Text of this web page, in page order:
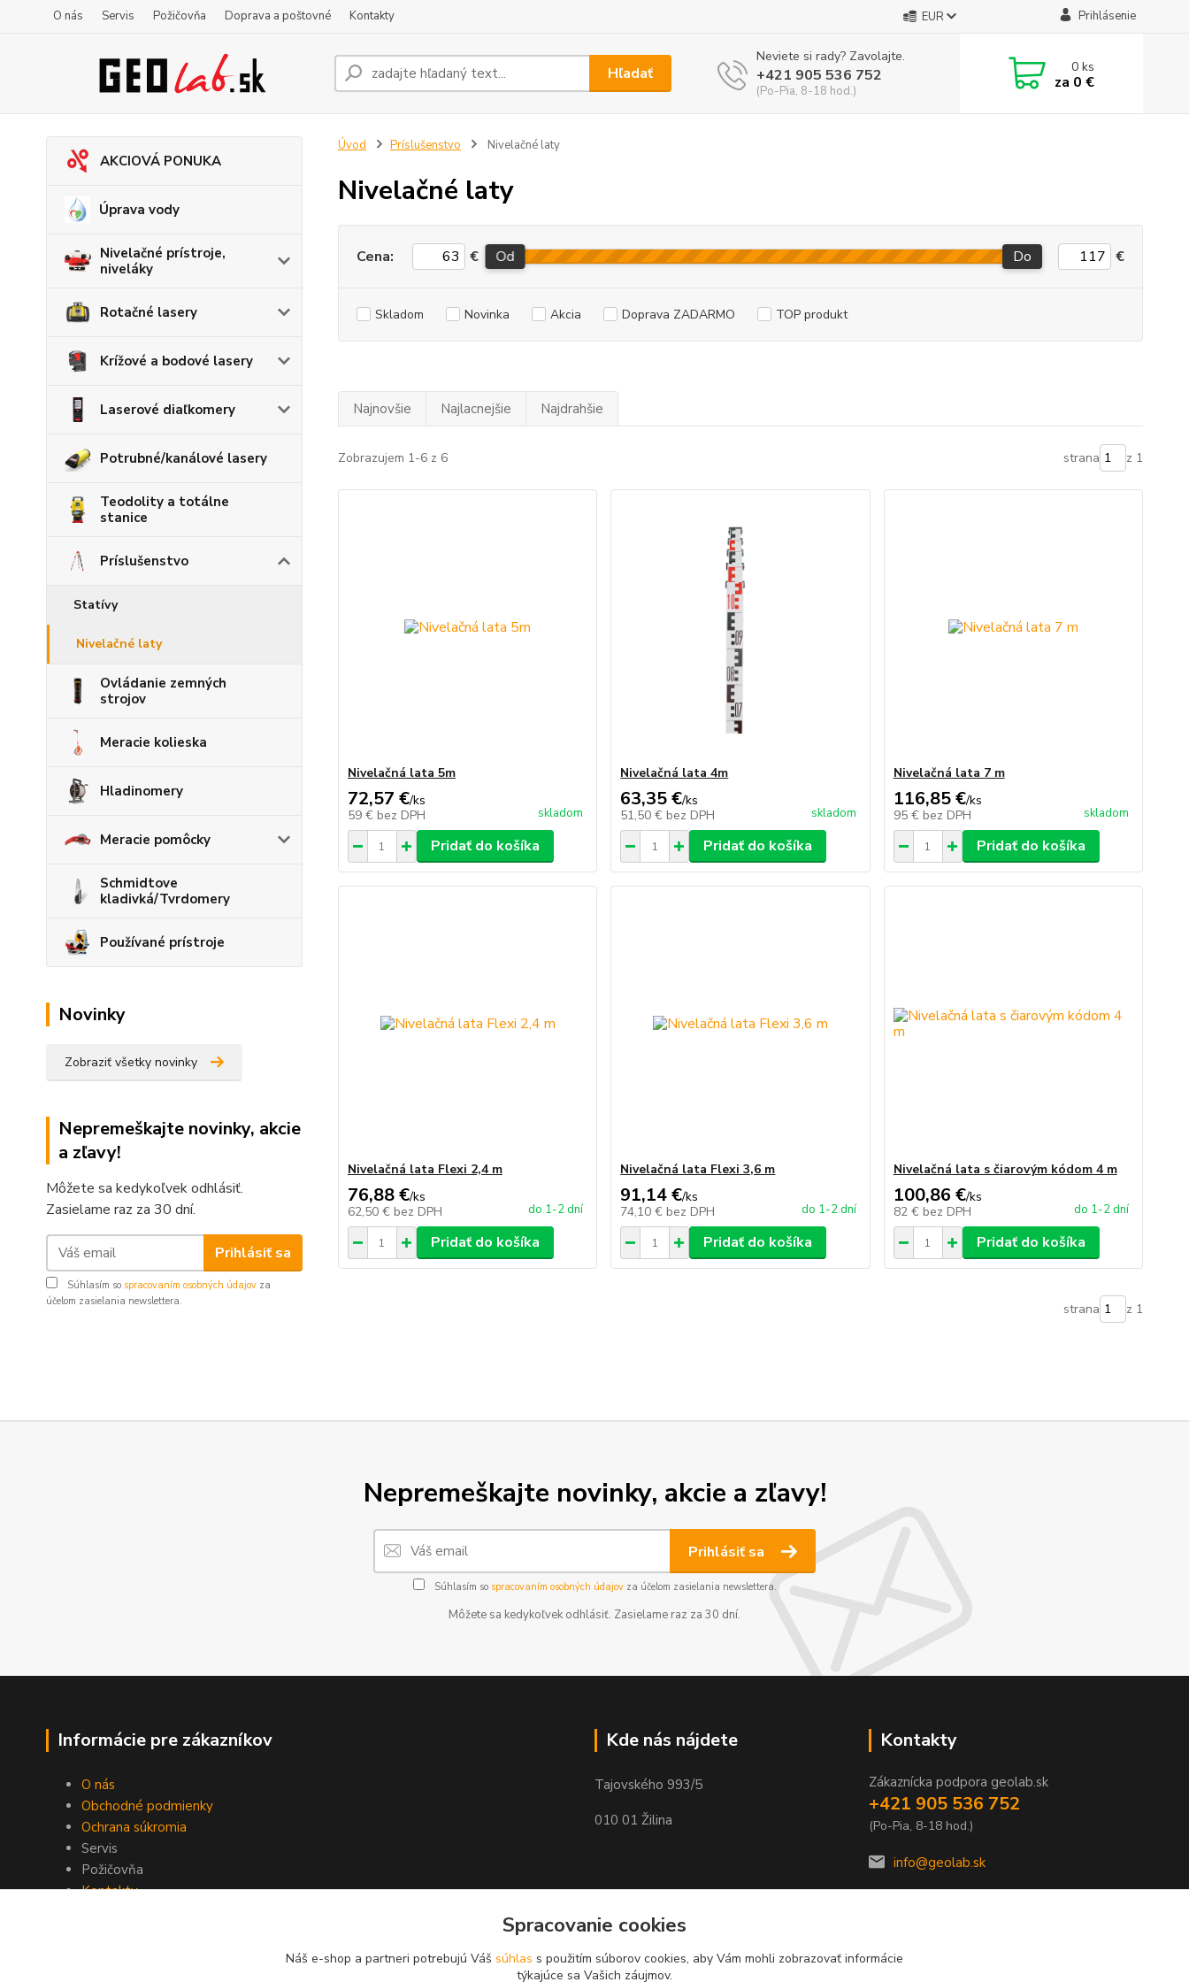
O nás Servis Požičovňa Doprava a poštovné Kontakty EUR Prihlásenie
Hľadať
Neviete si rady? Zavolajte.
+421 905 536 752
(Po-Pia, 8-18 hod.)
0ks
za 0 €
AKCIOVÁ PONUKA
Úprava vody
Nivelačné prístroje,
niveláky
Rotačné lasery
Krížové a bodové lasery
Laserové diaľkomery
Potrubné/kanálové lasery
Teodolity a totálne
stanice
Príslušenstvo
Statívy
Nivelačné laty
Ovládanie zemných
strojov
Meracie kolieska
Hladinomery
Meracie pomôcky
Schmidtove
kladivká/Tvrdomery
Používané prístroje
Novinky
Zobraziť všetky novinky
Nepremeškajte novinky, akcie
a zľavy!
Môžete sa kedykoľvek odhlásiť.
Zasielame raz za 30 dní.
Prihlásiť sa
Súhlasím so spracovaním osobných údajov za
účelom zasielania newslettera.
Úvod Príslušenstvo Nivelačné laty
Nivelačné laty
Cena: € Od Do €
Skladom Novinka Akcia Doprava ZADARMO TOP produkt
Najnovšie Najlacnejšie Najdrahšie
Zobrazujem 1-6 z 6 strana z 1
Nivelačná lata 5m
72,57 €/ks
59 € bez DPH skladom
Pridať do košíka
Nivelačná lata 4m
63,35 €/ks
51,50 € bez DPH skladom
Pridať do košíka
Nivelačná lata 7 m
116,85 €/ks
95 € bez DPH skladom
Pridať do košíka
Nivelačná lata Flexi 2,4 m
76,88 €/ks
62,50 € bez DPH do 1-2 dní
Pridať do košíka
Nivelačná lata Flexi 3,6 m
91,14 €/ks
74,10 € bez DPH do 1-2 dní
Pridať do košíka
Nivelačná lata s čiarovým kódom 4 m
100,86 €/ks
82 € bez DPH do 1-2 dní
Pridať do košíka
strana z 1
Nepremeškajte novinky, akcie a zľavy!
Prihlásiť sa
Súhlasím so spracovaním osobných údajovza účelom zasielania newslettera.
Môžete sa kedykoľvek odhlásiť. Zasielame raz za 30 dní.
Informácie pre zákazníkov
O nás
Obchodné podmienky
Ochrana súkromia
Servis
Požičovňa
Kontakty
Kde nás nájdete
Tajovského 993/5
010 01 Žilina
Kontakty
Zákaznícka podpora geolab.sk
+421 905 536 752
(Po-Pia, 8-18 hod.)
info@geolab.sk
Spracovanie cookies
Náš e-shop a partneri potrebujú Váš súhlas s použitím súborov cookies, aby Vám mohli zobrazovať informácie
týkajúce sa Vašich záujmov.